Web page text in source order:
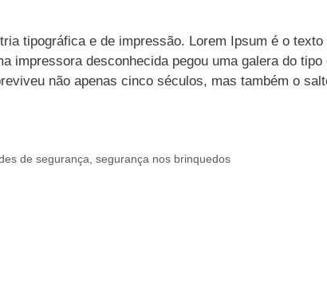
tipográfica e de impressão. Lorem Ipsum é o texto
impressora desconhecida pegou uma galera do tipo
não apenas cinco séculos, mas também o
de segurança, segurança nos brinquedos